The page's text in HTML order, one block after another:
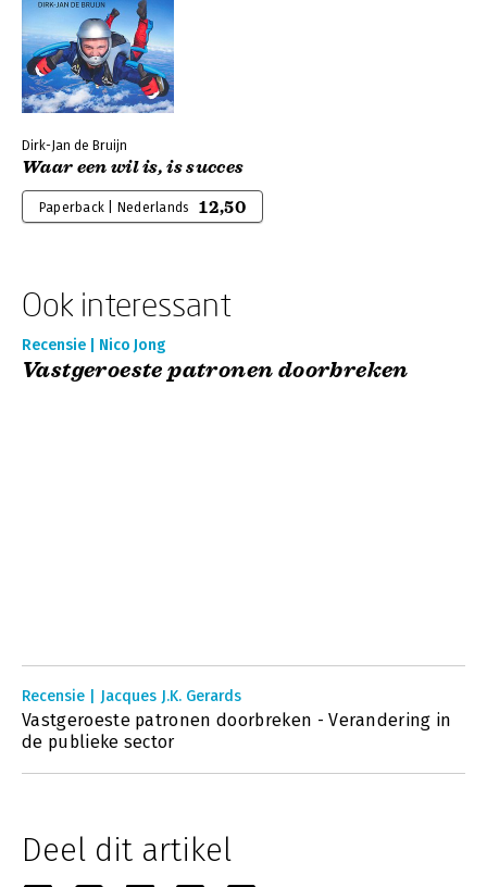
Dirk-Jan de Bruijn
Waar een wil is, is succes
Paperback | Nederlands 12,50
Ook interessant
Recensie | Nico Jong
Vastgeroeste patronen doorbreken
Recensie | Jacques J.K. Gerards
Vastgeroeste patronen doorbreken - Verandering in
de publieke sector
Deel dit artikel